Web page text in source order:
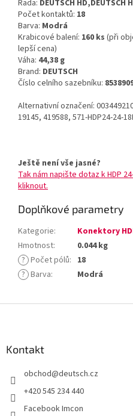
Řada: DEUTSCH HD,DEUTSCH
Počet kontaktů: 18
Barva: Modrá
Krabicové balení: 160 ks (při
lepší cena)
Váha: 44,38 g
Brand: DEUTSCH
Číslo celního sazebníku:
Alternativní označení:
19145, 419588, 571-HDP24-24-
Ještě není vše jasné?
Tak nám napište dotaz k HDP
kliknout.
Doplňkové parametry
Kategorie:
Konektory
Hmotnost:
0.044 kg
? Počet pólů: 18
? Barva: Modrá
Kontakt
obchod@deutsch.cz
+420 545 234 440
Facebook Imcon